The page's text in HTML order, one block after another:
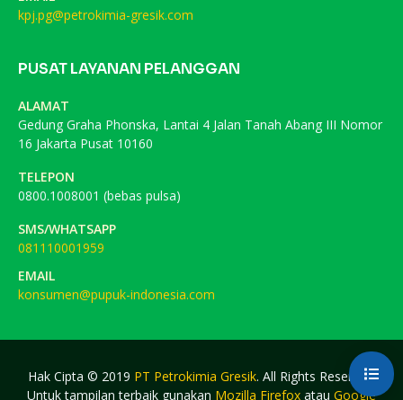
kpj.pg@petrokimia-gresik.com
PUSAT LAYANAN PELANGGAN
ALAMAT
Gedung Graha Phonska, Lantai 4 Jalan Tanah Abang III Nomor
16 Jakarta Pusat 10160
TELEPON
0800.1008001 (bebas pulsa)
SMS/WHATSAPP
081110001959
EMAIL
konsumen@pupuk-indonesia.com
Hak Cipta © 2019 PT Petrokimia Gresik. All Rights Reserved.
Untuk tampilan terbaik gunakan Mozilla Firefox atau Google